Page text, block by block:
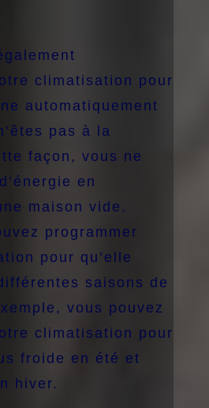
climatisation pour
automatiquement
pas à la
façon, vous ne
en
maison vide.
programmer
pour qu’elle
saisons de
vous pouvez
climatisation pour
froide en été et
hiver.